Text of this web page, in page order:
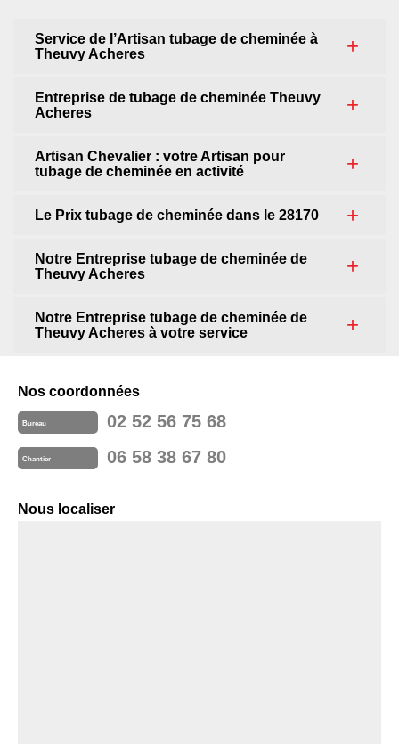
Service de l’Artisan tubage de cheminée à
Theuvy Acheres
Entreprise de tubage de cheminée Theuvy
Acheres
Artisan Chevalier : votre Artisan pour
tubage de cheminée en activité
Le Prix tubage de cheminée dans le 28170
Notre Entreprise tubage de cheminée de
Theuvy Acheres
Notre Entreprise tubage de cheminée de
Theuvy Acheres à votre service
Nos coordonnées
Bureau 02 52 56 75 68
Chantier 06 58 38 67 80
Nous localiser